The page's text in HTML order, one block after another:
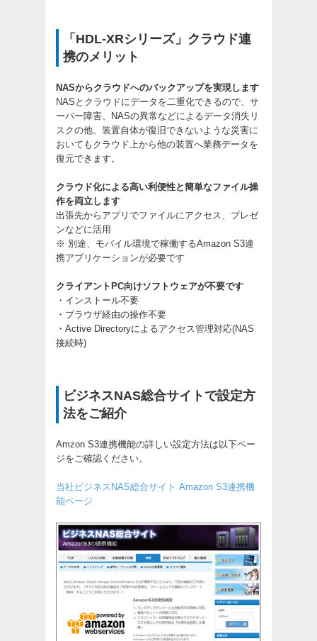
「HDL-XRシリーズ」クラウド連
携のメリット
NASからクラウドへのバックアップを実現します
NASとクラウドにデータを二重化できるので、サ
ーバー障害、NASの異常などによるデータ消失リ
スクの他、装置自体が復旧できないような災害に
おいてもクラウド上から他の装置へ業務データを
復元できます。
クラウド化による高い利便性と簡単なファイル操
作を両立します
出張先からアプリでファイルにアクセス、プレゼ
ンなどに活用
※ 別途、モバイル環境で稼働するAmazon S3連
携アプリケーションが必要です
クライアントPC向けソフトウェアが不要です
・インストール不要
・ブラウザ経由の操作不要
・Active Directoryによるアクセス管理対応(NAS
接続時)
ビジネスNAS総合サイトで設定方
法をご紹介
Amzon S3連携機能の詳しい設定方法は以下ペー
ジをご確認ください。
当社ビジネスNAS総合サイト Amazon S3連携機
能ページ